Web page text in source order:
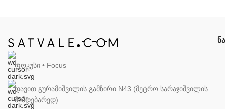
ფოკუსი • Focus
დავით გურამიშვილის გამზირი N43 (მეტრო სარაჯიშვილის
მიმდებარედ)